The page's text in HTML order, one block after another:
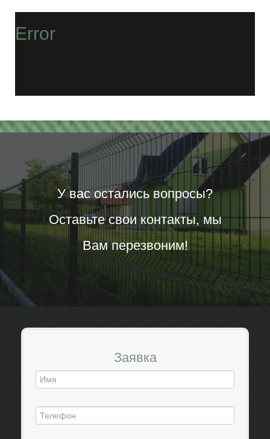
Error
У вас остались вопросы?
Оставьте свои контакты, мы
Вам перезвоним!
Заявка